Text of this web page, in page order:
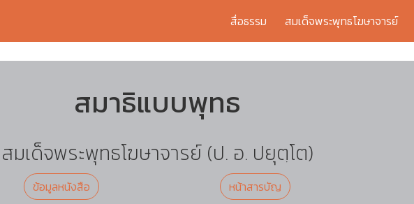
สื่อธรรม สมเด็จพระพุทธโฆษาจารย์
สมาธิแบบพุทธ
สมเด็จพระพุทธโฆษาจารย์ (ป. อ. ปยุตฺโต)
ข้อมูลหนังสือ หน้าสารบัญ